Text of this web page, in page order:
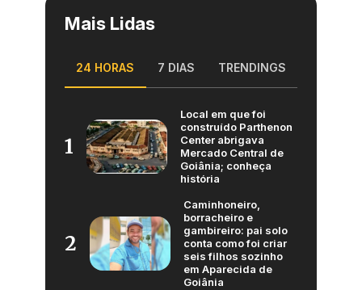
Mais Lidas
24 HORAS 7 DIAS TRENDINGS
1
Local em que foi
construído Parthenon
Center abrigava
Mercado Central de
Goiânia; conheça
história
2
Caminhoneiro,
borracheiro e
gambireiro: pai solo
conta como foi criar
seis filhos sozinho
em Aparecida de
Goiânia